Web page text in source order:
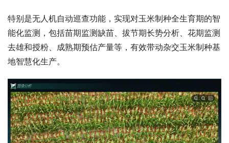
特别是无人机自动巡查功能，实现对玉米制种全生育期的智
能化监测，包括苗期监测缺苗、拔节期长势分析、花期监测
去雄和授粉、成熟期预估产量等，有效带动杂交玉米制种基
地智慧化生产。